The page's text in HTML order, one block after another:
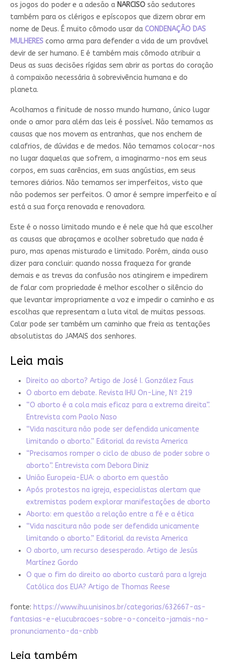
os jogos do poder e a adesão a NARCISOsão sedutores
também para os clérigos e epíscopos que dizem obrar em
nome de Deus. É muito cômodo usar da CONDENAÇÃO DAS
MULHEREScomo arma para defender a vida de um provável
devir de ser humano. E é também mais cômodo atribuir a
Deus as suas decisões rígidas sem abrir as portas do coração
à compaixão necessária à sobrevivência humana e do
planeta.
Acolhamos a finitude de nosso mundo humano, único lugar
onde o amor para além das leis é possível. Não temamos as
causas que nos movem as entranhas, que nos enchem de
calafrios, de dúvidas e de medos. Não temamos colocar-nos
no lugar daquelas que sofrem, a imaginarmo-nos em seus
corpos, em suas carências, em suas angústias, em seus
temores diários. Não temamos ser imperfeitos, visto que
não podemos ser perfeitos. O amor é sempre imperfeito e aí
está a sua força renovada e renovadora.
Este é o nosso limitado mundo e é nele que há que escolher
as causas que abraçamos e acolher sobretudo que nada é
puro, mas apenas misturado e limitado. Porém, ainda ouso
dizer para concluir: quando nossa fraqueza for grande
demais e as trevas da confusão nos atingirem e impedirem
de falar com propriedade é melhor escolher o silêncio do
que levantar impropriamente a voz e impedir o caminho e as
escolhas que representam a luta vital de muitas pessoas.
Calar pode ser também um caminho que freia as tentações
absolutistas do JAMAIS dos senhores.
Leia mais
Direito ao aborto? Artigo de José I. González Faus
O aborto em debate. Revista IHU On-Line, Nº 219
“O aborto é a cola mais eficaz para a extrema direita”.
Entrevista com Paolo Naso
“Vida nascitura não pode ser defendida unicamente
limitando o aborto.” Editorial da revista America
“Precisamos romper o ciclo de abuso de poder sobre o
aborto”. Entrevista com Debora Diniz
União Europeia-EUA: o aborto em questão
Após protestos na igreja, especialistas alertam que
extremistas podem explorar manifestações de aborto
Aborto: em questão a relação entre a fé e a ética
“Vida nascitura não pode ser defendida unicamente
limitando o aborto.” Editorial da revista America
O aborto, um recurso desesperado. Artigo de Jesús
Martínez Gordo
O que o fim do direito ao aborto custará para a Igreja
Católica dos EUA? Artigo de Thomas Reese
fonte: https://www.ihu.unisinos.br/categorias/632667-as-
fantasias-e-elucubracoes-sobre-o-conceito-jamais-no-
pronunciamento-da-cnbb
Leia também